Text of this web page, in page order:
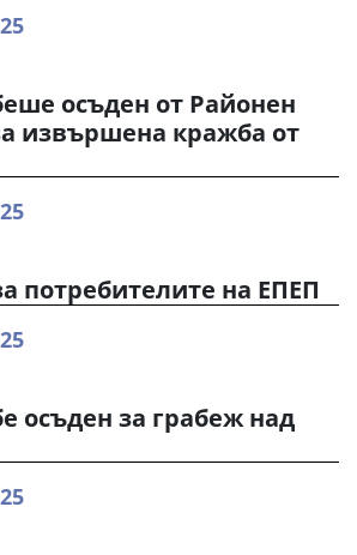
осъден от Районен
извършена кражба от
потребителите на ЕПЕП
осъден за грабеж над